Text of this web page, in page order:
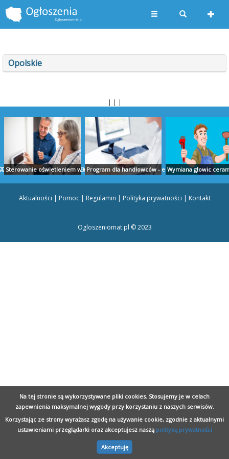
Opolskie
| | |
PROJEKTAUDYT RAPORTY EKOEXPERT BIAŁYSTOK
Sterowanie oświetleniem w domu - ropam.com.pl
Program dla handlowców - ekspert.biz
Wymiana głowic
- posejdon.kolobrzeg.pl
Doniczki storczyk - szklo-polskie.plNauka rosyjskiego Szczecin - wladca-jezykow.pl
Aktualności | Pomoc| Regulamin | Polityka prywatności | Kontakt
Ogloszeniomat.pl © 2023
Na tej stronie są wykorzystywane pliki cookies. Stosujemy je w celach
zapewnienia maksymalnej wygody przy korzystaniu z naszych serwisów.
Korzystając ze strony wyrażasz zgodę na używanie cookie, zgodnie z aktualnymi
ustawieniami przeglądarki oraz akceptujesz naszą politykę prywatności
Akceptuję